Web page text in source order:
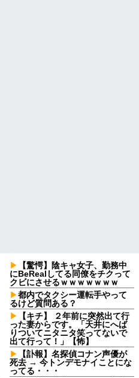
【驚愕】陰キャ女子、勤務中
にBeRealしてる同僚をチクって
クビにさせるｗｗｗｗｗｗｗ
都内でタクシー運転手やって
るけど質問ある？
【キチ】 ２年前に突然出て行
った妻からです。「天井にへば
りついてニタニタ笑ってないで
出て行って！」【怖】
【訃報】名探偵コナン声優が
死去 → 今トンデモナイことにな
ってる・・・